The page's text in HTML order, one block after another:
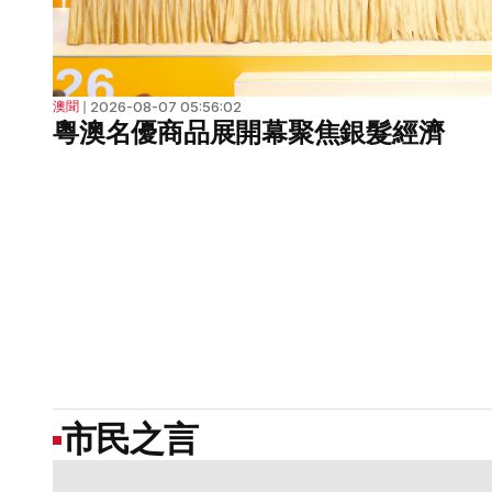
澳聞 ❘ 2026-08-07 05:56:02
粵澳名優商品展開幕聚焦銀髮經濟
市民之言